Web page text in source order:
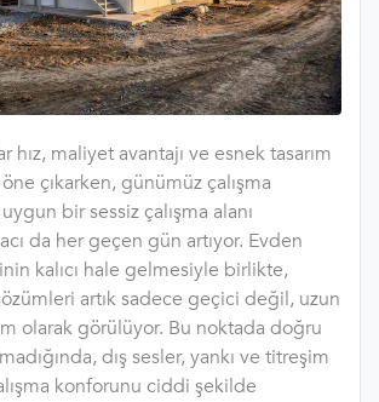
hız, maliyet avantajı ve esnek tasarım
çıkarken, günümüz çalışma
uygun bir sessiz çalışma alanı
da her geçen gün artıyor. Evden
kalıcı hale gelmesiyle birlikte,
artık sadece geçici değil, uzun
olarak görülüyor. Bu noktada doğru
dış sesler, yankı ve titreşim
konforunu ciddi şekilde